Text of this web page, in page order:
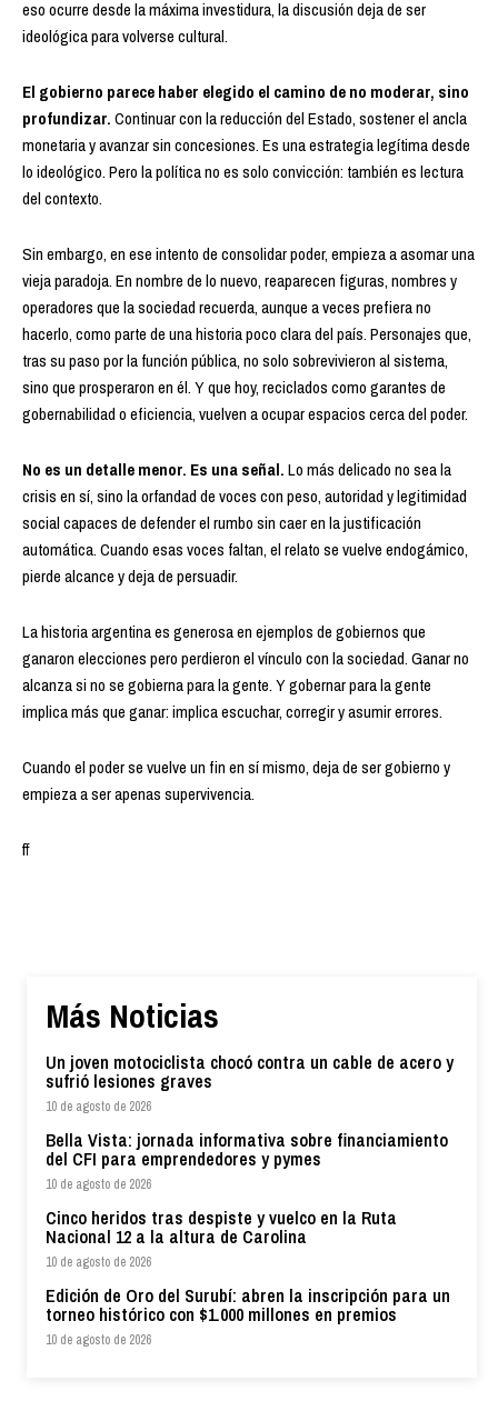
eso ocurre desde la máxima investidura, la discusión deja de ser
ideológica para volverse cultural.
El gobierno parece haber elegido el camino de no moderar, sino
profundizar.Continuar con la reducción del Estado, sostener el ancla
monetaria y avanzar sin concesiones. Es una estrategia legítima desde
lo ideológico. Pero la política no es solo convicción: también es lectura
del contexto.
Sin embargo, en ese intento de consolidar poder, empieza a asomar una
vieja paradoja. En nombre de lo nuevo, reaparecen figuras, nombres y
operadores que la sociedad recuerda, aunque a veces prefiera no
hacerlo, como parte de una historia poco clara del país. Personajes que,
tras su paso por la función pública, no solo sobrevivieron al sistema,
sino que prosperaron en él. Y que hoy, reciclados como garantes de
gobernabilidad o eficiencia, vuelven a ocupar espacios cerca del poder.
No es un detalle menor. Es una señal.Lo más delicado no sea la
crisis en sí, sino la orfandad de voces con peso, autoridad y legitimidad
social capaces de defender el rumbo sin caer en la justificación
automática. Cuando esas voces faltan, el relato se vuelve endogámico,
pierde alcance y deja de persuadir.
La historia argentina es generosa en ejemplos de gobiernos que
ganaron elecciones pero perdieron el vínculo con la sociedad. Ganar no
alcanza si no se gobierna para la gente. Y gobernar para la gente
implica más que ganar: implica escuchar, corregir y asumir errores.
Cuando el poder se vuelve un fin en sí mismo, deja de ser gobierno y
empieza a ser apenas supervivencia.
ff
Más Noticias
Un joven motociclista chocó contra un cable de acero y
sufrió lesiones graves
10 de agosto de 2026
Bella Vista: jornada informativa sobre financiamiento
del CFI para emprendedores y pymes
10 de agosto de 2026
Cinco heridos tras despiste y vuelco en la Ruta
Nacional 12 a la altura de Carolina
10 de agosto de 2026
Edición de Oro del Surubí: abren la inscripción para un
torneo histórico con $1.000 millones en premios
10 de agosto de 2026